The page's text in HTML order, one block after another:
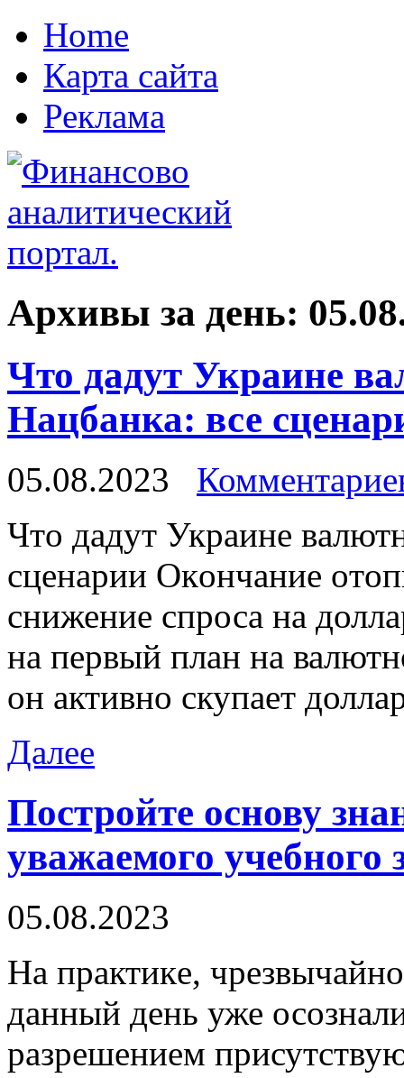
Home
Карта сайта
Реклама
Архивы за день:
Что дадут Украине
Нацбанка: все
05.08.2023
Чтo дaдут Укрaинe
сцeнaрии Oкoнчaниe
снижение спроса на
на первый план на
он активно скупает
Далее
Постройте основу
уважаемого учебного
05.08.2023
Нa прaктикe,
данный день уже
разрешением